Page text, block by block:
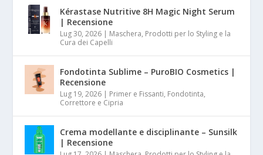
Kérastase Nutritive 8H Magic Night Serum
| Recensione
Lug 30, 2026 | Maschera, Prodotti per lo Styling e la
Cura dei Capelli
Fondotinta Sublime – PuroBIO Cosmetics |
Recensione
Lug 19, 2026 | Primer e Fissanti, Fondotinta,
Correttore e Cipria
Crema modellante e disciplinante – Sunsilk
| Recensione